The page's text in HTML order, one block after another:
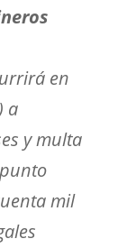
en
a
y multa
mil